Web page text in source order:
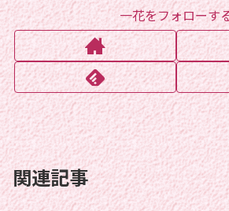
一花をフォローす
関連記事